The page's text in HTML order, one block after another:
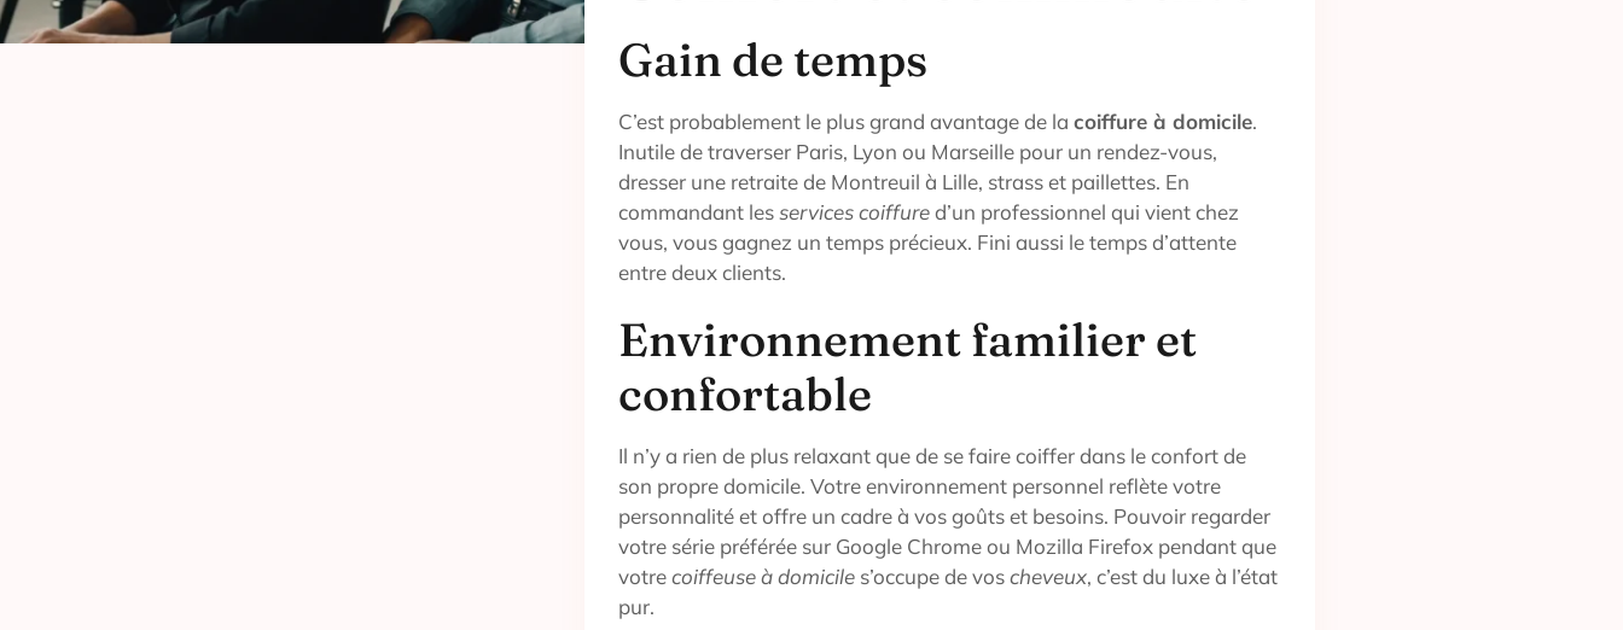
Gain de temps
C’est probablement le plus grand avantage de lacoiffure à domicile.
Inutile de traverser Paris, Lyon ou Marseille pour un rendez-vous,
dresser une retraite de Montreuil à Lille, strass et paillettes. En
commandant lesservices coiffured’un professionnel qui vient chez
vous, vous gagnez un temps précieux. Fini aussi le temps d’attente
entre deux clients.
Environnement familier et
confortable
Il n’y a rien de plus relaxant que de se faire coiffer dans le confort de
son propre domicile. Votre environnement personnel reflète votre
personnalité et offre un cadre à vos goûts et besoins. Pouvoir regarder
votre série préférée sur Google Chrome ou Mozilla Firefox pendant que
votrecoiffeuse à domicile s’occupe de voscheveux, c’est du luxe à l’état
pur.